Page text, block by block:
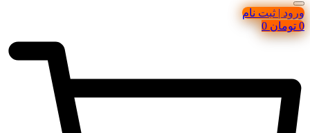
ورود | ثبت نام
0 تومان 0